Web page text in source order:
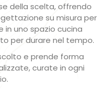
della scelta, offrendo
su misura per
in uno spazio cucina
per durare nel tempo.
e prende forma
curate in ogni